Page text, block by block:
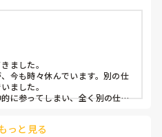
ました。
今も時々休んでいます。別の仕
ました。
に参ってしまい、全く別の仕事
ッシュしてみるのも一つの手で
っと見る